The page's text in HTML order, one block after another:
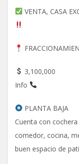
VENTA, CASA
3,100,000
Info
PLANTA BAJA
Cuenta con
comedor, cocina,
buen espacio de